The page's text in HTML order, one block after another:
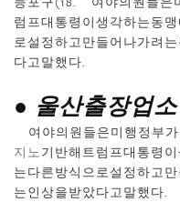
럼프대통령이생각하는동
로설정하고만들어나가려
다고말했다.
● 울산출장업소
여야의원들은미행정부가
지노기반해트럼프대통령
는다른방식으로설정하고
는인상을받았다고말했다.